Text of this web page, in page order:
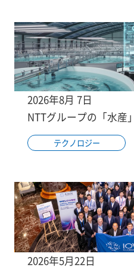
2026年8月 7日
NTTグループの「水産
テクノロジー
2026年5月22日